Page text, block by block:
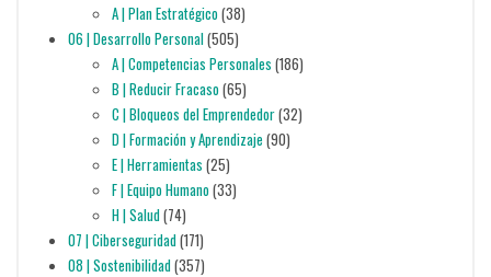
A | Plan Estratégico(38)
06 | Desarrollo Personal(505)
A | Competencias Personales (186)
B | Reducir Fracaso(65)
C | Bloqueos del Emprendedor(32)
D | Formación y Aprendizaje (90)
E | Herramientas (25)
F | Equipo Humano(33)
H | Salud(74)
07 | Ciberseguridad(171)
08 | Sostenibilidad(357)